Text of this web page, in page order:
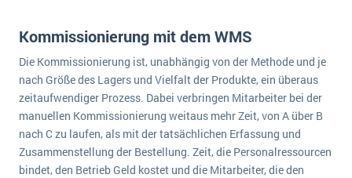
Kommissionierung mit dem WMS
Die Kommissionierung ist, unabhängig von der Methode und je
nach Größe des Lagers und Vielfalt der Produkte, ein überaus
zeitaufwendiger Prozess. Dabei verbringen Mitarbeiter bei der
manuellen Kommissionierung weitaus mehr Zeit, von A über B
nach C zu laufen, als mit der tatsächlichen Erfassung und
Zusammenstellung der Bestellung. Zeit, die Personalressourcen
bindet, den Betrieb Geld kostet und die Mitarbeiter, die den